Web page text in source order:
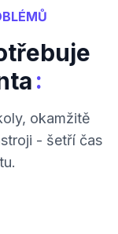
:
okamžitě
- šetří čas